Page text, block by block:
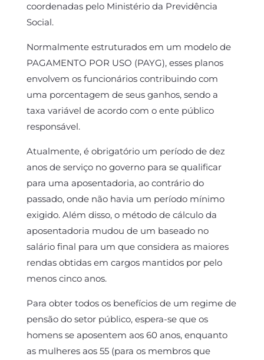
coordenadas pelo Ministério da Previdência
Social.
Normalmente estruturados em um modelo de
PAGAMENTO POR USO (PAYG), esses planos
envolvem os funcionários contribuindo com
uma porcentagem de seus ganhos, sendo a
taxa variável de acordo com o ente público
responsável.
Atualmente, é obrigatório um período de dez
anos de serviço no governo para se qualificar
para uma aposentadoria, ao contrário do
passado, onde não havia um período mínimo
exigido. Além disso, o método de cálculo da
aposentadoria mudou de um baseado no
salário final para um que considera as maiores
rendas obtidas em cargos mantidos por pelo
menos cinco anos.
Para obter todos os benefícios de um regime de
pensão do setor público, espera-se que os
homens se aposentem aos 60 anos, enquanto
as mulheres aos 55 (para os membros que